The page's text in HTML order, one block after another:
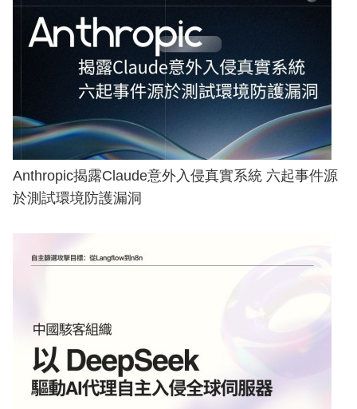
Anthropic揭露Claude意外入侵真實系統 六起事件源
於測試環境防護漏洞